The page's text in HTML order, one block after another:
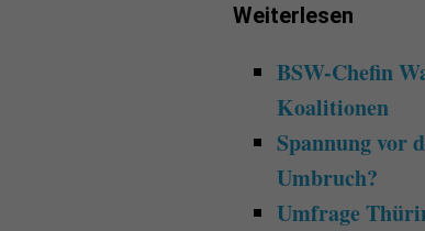
Weiterlesen
BSW-Chefin
Koalitionen
Spannung vor
Umbruch?
Umfrage